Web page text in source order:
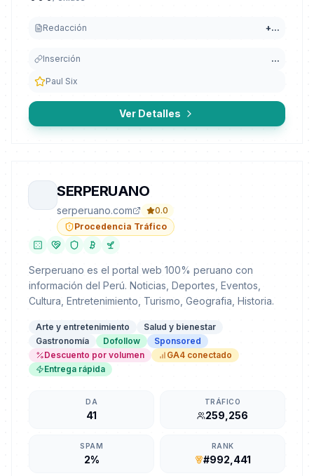
Redacción +...
Inserción ...
Paul Six
Ver Detalles
SERPERUANO
serperuano.com
0.0
Procedencia Tráfico
Serperuano es el portal web 100% peruano con
información del Perú. Noticias, Deportes, Eventos,
Cultura, Entretenimiento, Turismo, Geografia, Historia.
Arte y entretenimiento
Salud y bienestar
Gastronomía
Dofollow
Sponsored
Descuento por volumen
GA4 conectado
Entrega rápida
DA
41
TRÁFICO
259,256
SPAM
2%
RANK
#992,441